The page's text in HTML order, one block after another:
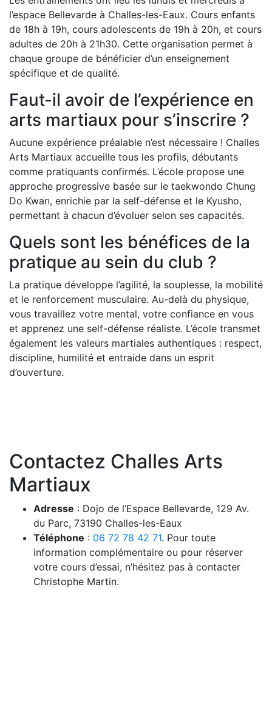
l’espace Bellevarde à Challes-les-Eaux. Cours enfants
de 18h à 19h, cours adolescents de 19h à 20h, et cours
adultes de 20h à 21h30. Cette organisation permet à
chaque groupe de bénéficier d’un enseignement
spécifique et de qualité.
Faut-il avoir de l’expérience en
arts martiaux pour s’inscrire ?
Aucune expérience préalable n’est nécessaire ! Challes
Arts Martiaux accueille tous les profils, débutants
comme pratiquants confirmés. L’école propose une
approche progressive basée sur le taekwondo Chung
Do Kwan, enrichie par la self-défense et le Kyusho,
permettant à chacun d’évoluer selon ses capacités.
Quels sont les bénéfices de la
pratique au sein du club ?
La pratique développe l’agilité, la souplesse, la mobilité
et le renforcement musculaire. Au-delà du physique,
vous travaillez votre mental, votre confiance en vous
et apprenez une self-défense réaliste. L’école transmet
également les valeurs martiales authentiques : respect,
discipline, humilité et entraide dans un esprit
d’ouverture.
Contactez Challes Arts
Martiaux
Adresse : Dojo de l’Espace Bellevarde, 129 Av.
du Parc, 73190 Challes-les-Eaux
Téléphone : 06 72 78 42 71. Pour toute
information complémentaire ou pour réserver
votre cours d’essai, n’hésitez pas à contacter
Christophe Martin.